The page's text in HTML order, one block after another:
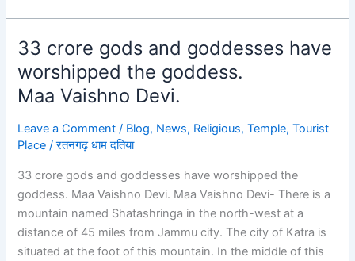
33 crore gods and goddesses have
worshipped the goddess.
Maa Vaishno Devi.
Leave a Comment / Blog, News, Religious,Temple,Tourist
Place /रतनगढ़ धाम दतिया
33 crore gods and goddesses have worshipped the
goddess. Maa Vaishno Devi. Maa Vaishno Devi- There is a
mountain named Shatashringa in the north-west at a
distance of 45 miles from Jammu city. The city of Katra is
situated at the foot of this mountain. In the middle of this
33
gods
and
goddesses
have
the
goddess.
Maa
Vaishno
Devi.